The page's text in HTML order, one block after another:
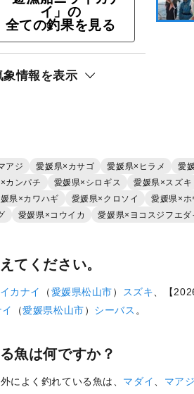
★タイラバ・鯛カブ
OK！★船長おすすめ
イ」の
全ての釣果を見る
情報を表示
アジ 愛媛県×カサゴ 愛媛県×ヒラメ 愛
カンパチ 愛媛県×シロギス 愛媛県×スズキ
県×カワハギ 愛媛県×クロソイ 愛媛県×ホ
愛媛県×コウイカ 愛媛県×ヨコスジフエダ
てください。
カナイ （愛媛県松山市） スズキ 、【
（愛媛県松山市） シーバス 。
魚は何ですか？
によく釣れている魚は、 マダイ マアジ